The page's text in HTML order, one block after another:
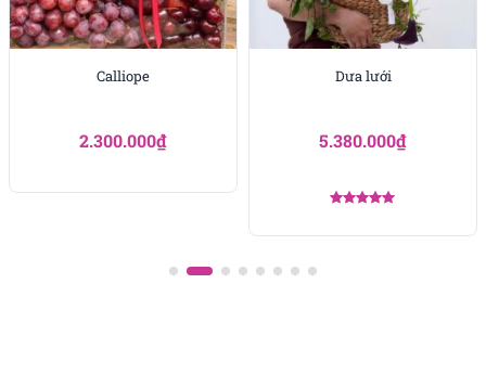
sinh nhật hoặc các ngày 8/3, 20/10. Món quà mang
đến niềm vui, bất ngờ và khoảnh khắc đáng nhớ, để
mỗi lần nhận đều là trải nghiệm trọn vẹn.
Công ty TNHH Hoa Tươi FLOWERSIGHT –Shop hoa
shop hoachuyên cung cấp
Calliope
2.300.000₫
Dưa lưới
5.380.000₫